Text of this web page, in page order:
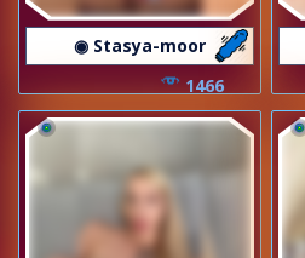
◉ Stasya-moor
1466